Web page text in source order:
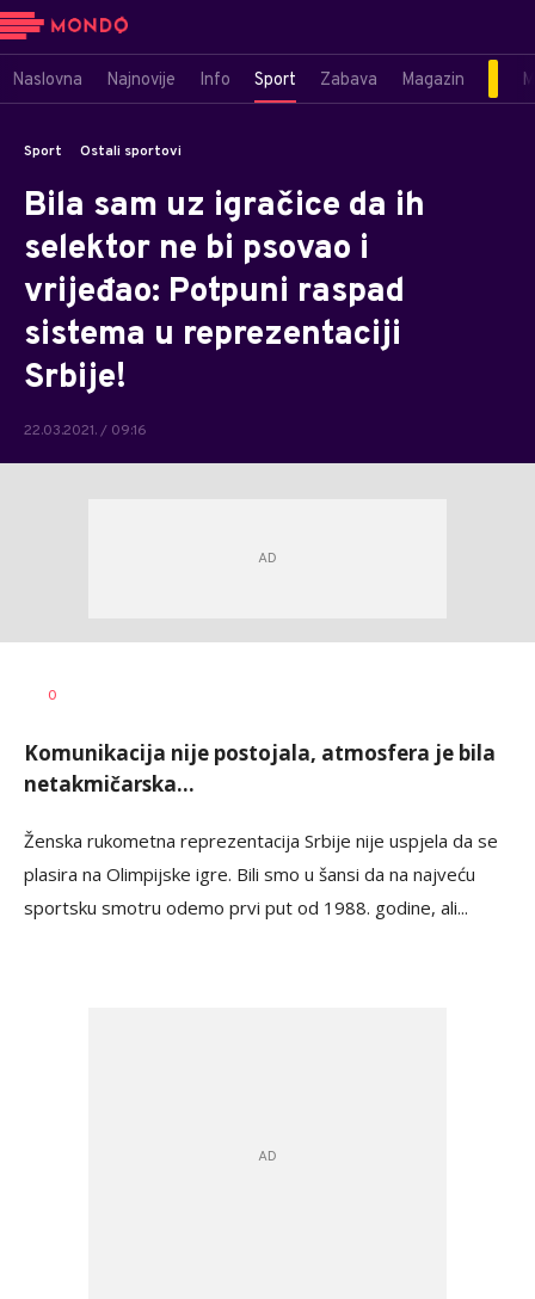
Naslovna Najnovije Info Sport Zabava Magazin
Sport Ostali sportovi
Bila sam uz igračice da ih
selektor ne bi psovao i
vrijeđao: Potpuni raspad
sistema u reprezentaciji
Srbije!
22.03.2021. / 09:16
AUTOR
0
Komunikacija nije postojala, atmosfera je bila
netakmičarska...
Ženska rukometna reprezentacija Srbije nije uspjela da se
plasira na Olimpijske igre. Bili smo u šansi da na najveću
sportsku smotru odemo prvi put od 1988. godine, ali...